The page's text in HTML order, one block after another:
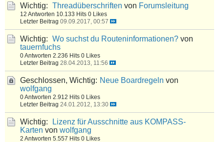
Wichtig: Threadüberschriften von Forumsleitung
12 Antworten 10.133 Hits 0 Likes
Letzter Beitrag 09.09.2017, 00:57
Wichtig: Wo suchst du Routeninformationen? von
tauernfuchs
0 Antworten 2.236 Hits 0 Likes
Letzter Beitrag 28.04.2013, 11:56
Geschlossen, Wichtig: Neue Boardregeln von
wolfgang
0 Antworten 2.912 Hits 0 Likes
Letzter Beitrag 24.01.2012, 13:30
Wichtig:
Lizenz für Ausschnitte aus KOMPASS-
Karten von wolfgang
2 Antworten 5.557 Hits 0 Likes